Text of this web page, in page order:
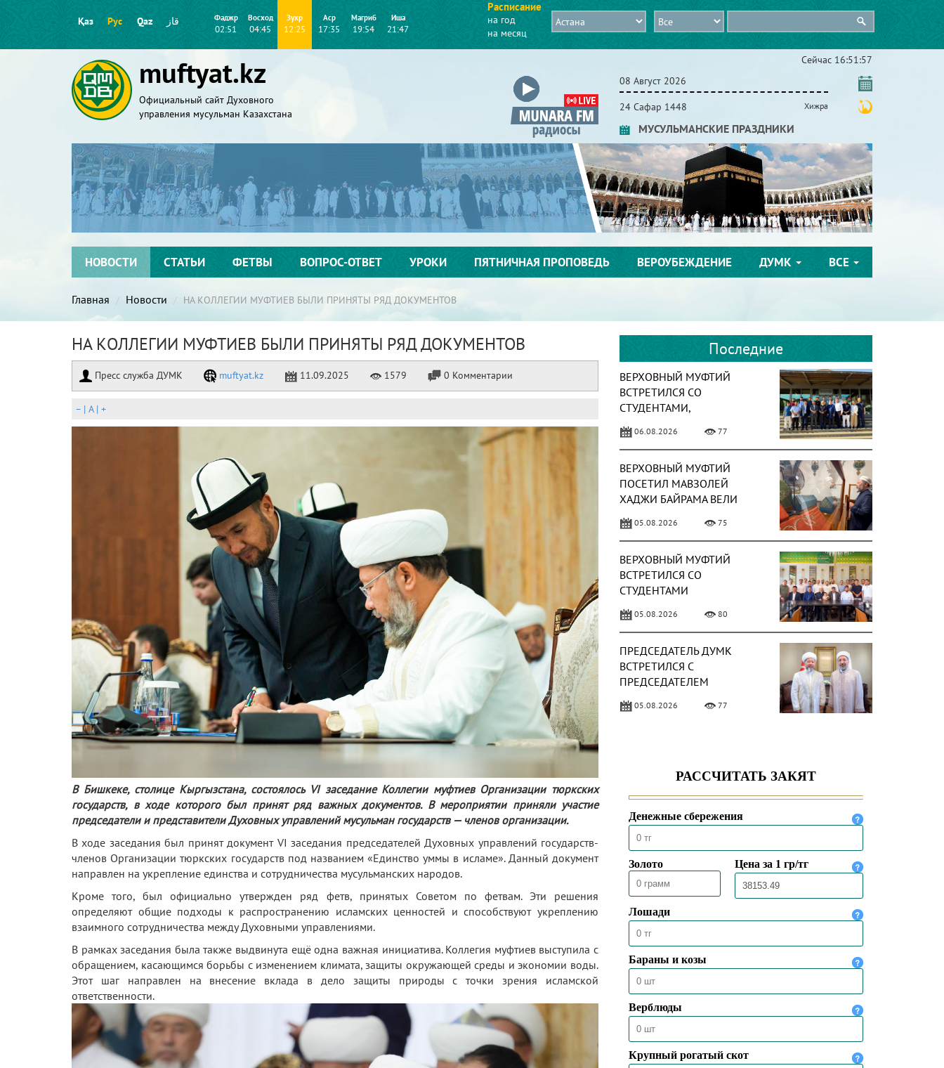
Қаз Рус Qaz قاز Фаджр
02:51
Восход
04:45
Зухр
12:25
Аср
17:35
Магриб
19:54
Иша
21:47
Расписание
на год
на месяц
muftyat.kz
Официальный сайт Духовного
управления мусульман Казахстана
Сейчас 16:51:59
08 Август 2026
24 Сафар 1448 Хижра
МУСУЛЬМАНСКИЕ ПРАЗДНИКИ
НОВОСТИ СТАТЬИ ФЕТВЫ ВОПРОС-ОТВЕТ УРОКИ ПЯТНИЧНАЯ ПРОПОВЕДЬ ВЕРОУБЕЖДЕНИЕ ДУМК ВСЕ
Главная Новости НА КОЛЛЕГИИ МУФТИЕВ БЫЛИ ПРИНЯТЫ РЯД ДОКУМЕНТОВ
НА КОЛЛЕГИИ МУФТИЕВ БЫЛИ ПРИНЯТЫ РЯД ДОКУМЕНТОВ
Пресс служба ДУМК muftyat.kz 11.09.2025 1579 0 Комментарии
– | A| +
В Бишкеке, столице Кыргызстана, состоялось VI заседание Коллегии муфтиев Организации тюркских
государств, в ходе которого был принят ряд важных документов. В мероприятии приняли участие
председатели и представители Духовных управлений мусульман государств — членов организации.
В ходе заседания был принят документ VI заседания председателей Духовных управлений государств-
членов Организации тюркских государств под названием «Единство уммы в исламе». Данный документ
направлен на укрепление единства и сотрудничества мусульманских народов.
Кроме того, был официально утвержден ряд фетв, принятых Советом по фетвам. Эти решения
определяют общие подходы к распространению исламских ценностей и способствуют укреплению
взаимного сотрудничества между Духовными управлениями.
В рамках заседания была также выдвинута ещё одна важная инициатива. Коллегия муфтиев выступила с
обращением, касающимся борьбы с изменением климата, защиты окружающей среды и экономии воды.
Этот шаг направлен на внесение вклада в дело защиты природы с точки зрения исламской
ответственности.
Последние
ВЕРХОВНЫЙ МУФТИЙ
ВСТРЕТИЛСЯ СО
СТУДЕНТАМИ,
ТУРЦИИ
06.08.2026 77
ВЕРХОВНЫЙ МУФТИЙ
ПОСЕТИЛ МАВЗОЛЕЙ
ХАДЖИ БАЙРАМА ВЕЛИ
05.08.2026 75
ВЕРХОВНЫЙ МУФТИЙ
ВСТРЕТИЛСЯ СО
СТУДЕНТАМИ
05.08.2026 80
ПРЕДСЕДАТЕЛЬ ДУМК
ВСТРЕТИЛСЯ С
ПРЕДСЕДАТЕЛЕМ
РЕЛИГИИ ТУРЦИИ
05.08.2026 77
ЧРЕЗВЫЧАЙНЫМ И
КАЗАХСТАНА В ТУРЦИИ
04.08.2026 87
ПРЕДСЕДАТЕЛЬ ДУМК
ВЫСТУПИЛ С ПЯТНИЧНОЙ
ПРОПОВЕДЬЮ В МЕЧЕТИ
«НҰРСҰЛТАН»
31.07.2026